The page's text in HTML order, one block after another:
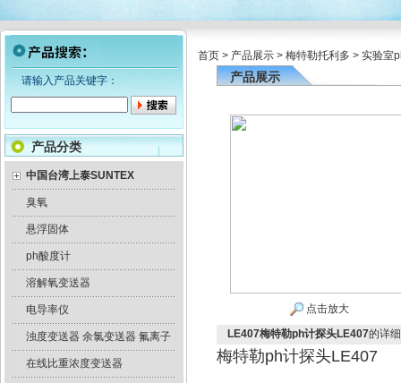
请输入产品关键字：
产品分类
中国台湾上泰SUNTEX
臭氧
悬浮固体
ph酸度计
溶解氧变送器
电导率仪
浊度变送器 余氯变送器 氟离子
在线比重浓度变送器
首页 > 产品展示 > 梅特勒托利多 > 实验室
产品展示
点击放大
LE407梅特勒ph计探头LE407的详
梅特勒ph计探头LE407